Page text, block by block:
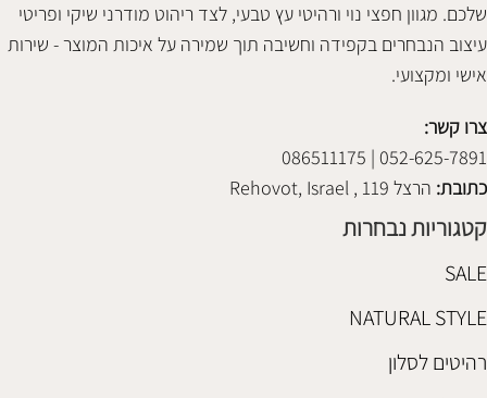
שלכם. מגוון חפצי נוי ורהיטי עץ טבעי, לצד ריהוט מודרני שיקי ופריטי
עיצוב הנבחרים בקפידה וחשיבה תוך שמירה על איכות המוצר - שירות
אישי ומקצועי.
צרו קשר:
052-625-7891 | 086511175
כתובת: הרצל 119 , Rehovot, Israel
קטגוריות נבחרות
SALE
NATURAL STYLE
רהיטים לסלון